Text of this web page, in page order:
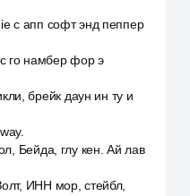
с апп софт энд пеппер
го намбер фор э
брейк даун ин ту и
Бейда, глу кен. Ай лав
ИНН мор, стейбл,